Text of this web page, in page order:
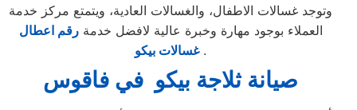
وتوجد غسالات الاطفال، والغسالات العادية، ويتمتع مركز خدمة
العملاء بوجود مهارة وخبرة عالية لافضل خدمةرقم اعطال
غسالات بيكو.
صيانة ثلاجة بيكو في فاقوس